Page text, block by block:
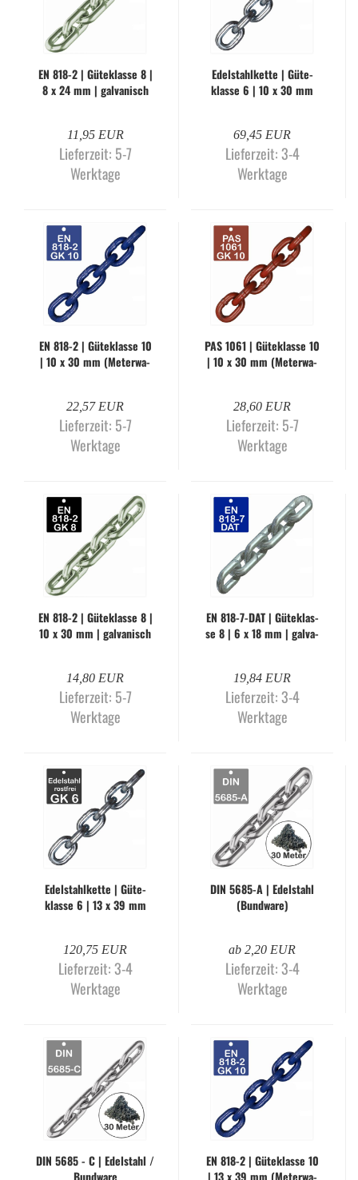
EN 818-2 | Gü­te­klas­se 8 |
8 x 24 mm | gal­va­nisch
11,95 EUR
Lieferzeit: 5-7
Werktage
Edel­stahl­ket­te | Gü­te­
klas­se 6 | 10 x 30 mm
69,45 EUR
Lieferzeit:3-4
Werktage
EN 818-2 | Gü­te­klas­se 10
| 10 x 30 mm (Me­ter­wa­
22,57 EUR
Lieferzeit: 5-7
Werktage
PAS 1061 | Gü­te­klas­se 10
| 10 x 30 mm (Me­ter­wa­
28,60 EUR
Lieferzeit: 5-7
Werktage
EN 818-2 | Gü­te­klas­se 8 |
10 x 30 mm | gal­va­nisch
14,80 EUR
Lieferzeit: 5-7
Werktage
EN 818-​7-DAT | Gü­te­klas­
se 8 | 6 x 18 mm | gal­va­
19,84 EUR
Lieferzeit:3-4
Werktage
Edel­stahl­ket­te | Gü­te­
klas­se 6 | 13 x 39 mm
120,75 EUR
Lieferzeit:3-4
Werktage
DIN 5685-​A | Edel­stahl
(Bund­wa­re)
ab 2,20 EUR
Lieferzeit:3-4
Werktage
DIN 5685 - C | Edel­stahl /
Bund­wa­re
EN 818-2 | Gü­te­klas­se 10
| 13 x 39 mm (Me­ter­wa­